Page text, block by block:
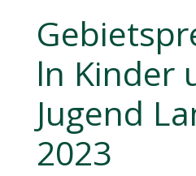
ln Kinder
Jugend
2023